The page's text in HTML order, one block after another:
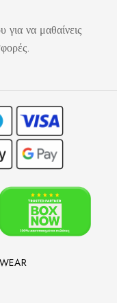
να μαθαίνεις